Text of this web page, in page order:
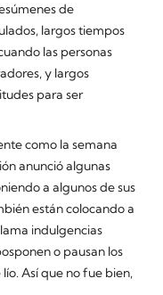
de
largos tiempos
las personas
y largos
para ser
como la semana
anunció algunas
a algunos de sus
están colocando a
indulgencias
o pausan los
Así que no fue bien,